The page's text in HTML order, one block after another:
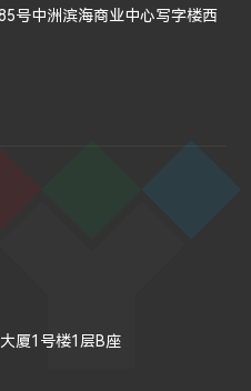
号中洲滨海商业中心写字楼西
厦1号楼1层B座